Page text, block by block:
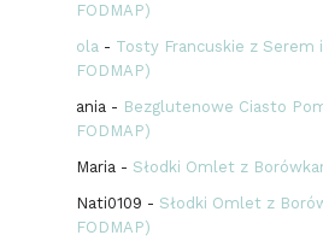
FODMAP)
ola- Tosty Francuskie z Serem
FODMAP)
ania- Bezglutenowe Ciasto
FODMAP)
Maria- Słodki Omlet z
Nati0109 - Słodki Omlet z
FODMAP)